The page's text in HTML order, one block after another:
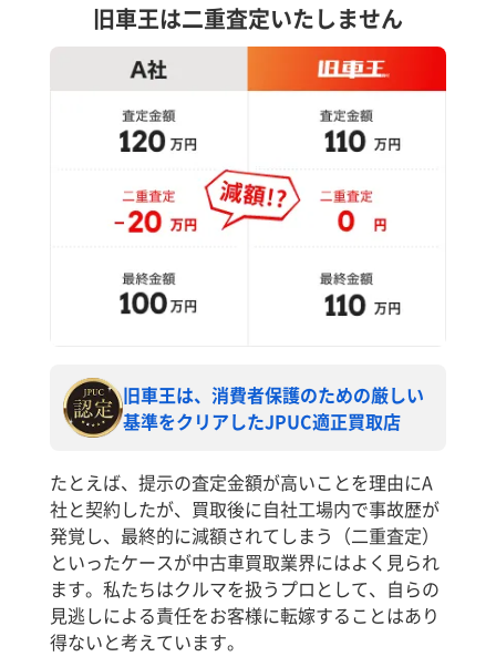
旧車王は二重査定いたしません
旧車王は、消費者保護のための厳しい
基準をクリアしたJPUC適正買取店
たとえば、提示の査定金額が高いことを理由にA
社と契約したが、買取後に自社工場内で事故歴が
発覚し、最終的に減額されてしまう（二重査定）
といったケースが中古車買取業界にはよく見られ
ます。私たちはクルマを扱うプロとして、自らの
見逃しによる責任をお客様に転嫁することはあり
得ないと考えています。